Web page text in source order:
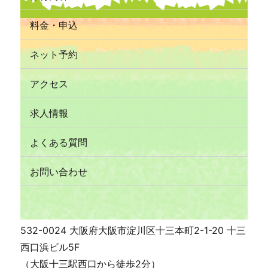
料金・申込
ネット予約
アクセス
求人情報
よくある質問
お問い合わせ
532-0024 大阪府大阪市淀川区十三本町2-1-20 十三
西口浜ビル5F
（大阪十三駅西口から徒歩2分）